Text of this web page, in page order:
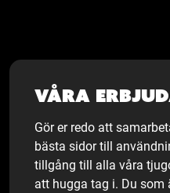
Våra
Gör er redo att
bästa sidor till
tillgång till alla våra
att hugga tag i. Du som